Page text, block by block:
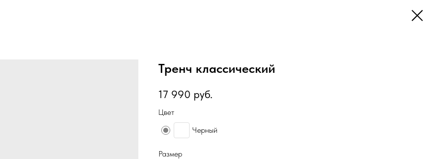
Тренч классический
17 990 руб.
Цвет
Черный
Размер